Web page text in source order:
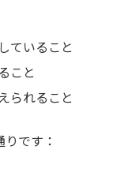
ていること
こと
られること
です：